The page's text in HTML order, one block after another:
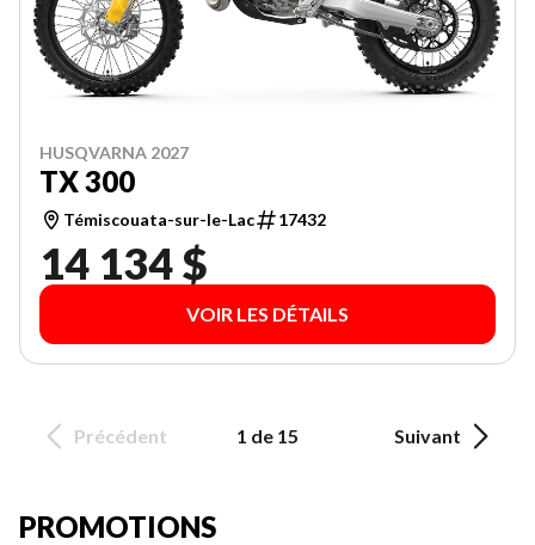
HUSQVARNA 2027
TX 300
Témiscouata-sur-le-Lac 17432
14 134 $
VOIR LES DÉTAILS
Précédent 1 de 15 Suivant
PROMOTIONS